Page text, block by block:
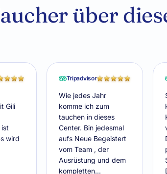
über
Gili
wird
Tripadvisor
Wie jedes Jahr
komme ich zum
tauchen in dieses
Center. Bin jedesmal
aufs Neue Begeistert
vom Team , der
Ausrüstung und dem
kompletten…